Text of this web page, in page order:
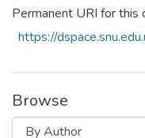
Permanent URI for this
https://
Browse